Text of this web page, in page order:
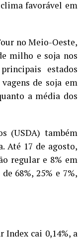
favorável em
no Meio-Oeste,
milho e soja nos
estados
de soja em
a média dos
(USDA) também
Até 17 de agosto,
regular e 8% em
68%, 25% e 7%,
Index cai 0,14%, a